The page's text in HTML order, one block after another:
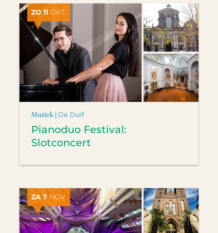
ZO 11 OKT.
Muziek | De Duif
Pianoduo Festival:
Slotconcert
ZA 7 NOV.